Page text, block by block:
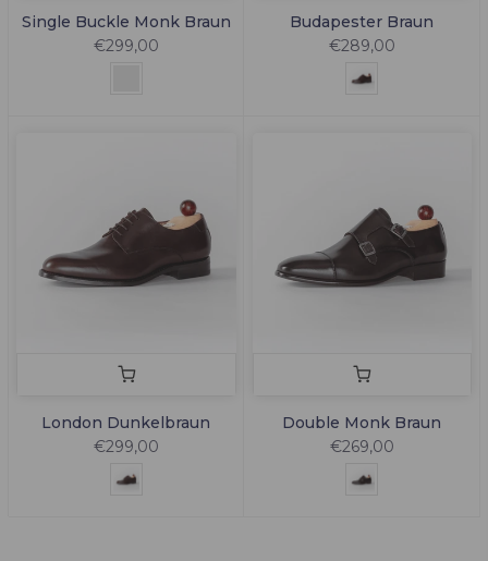
Single Buckle Monk Braun
€299,00
Budapester Braun
€289,00
London Dunkelbraun
€299,00
Double Monk Braun
€269,00